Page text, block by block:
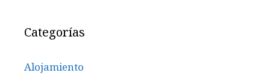
Categorías
Alojamiento